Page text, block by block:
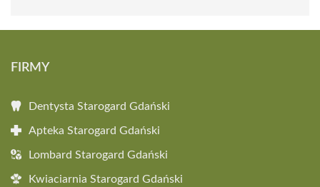
FIRMY
Dentysta Starogard Gdański
Apteka Starogard Gdański
Lombard Starogard Gdański
Kwiaciarnia Starogard Gdański